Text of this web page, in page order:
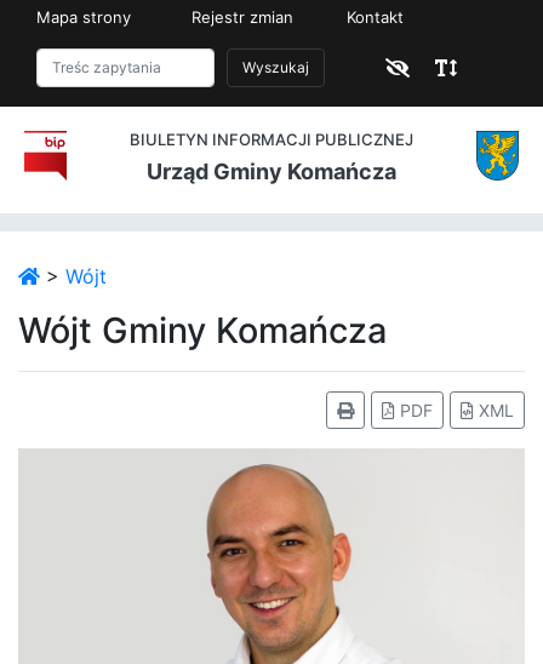
Mapa strony Rejestr zmian Kontakt
Wyszukaj
BIULETYN INFORMACJI PUBLICZNEJ
Urząd Gminy Komańcza
> Wójt
Wójt Gminy Komańcza
PDF XML